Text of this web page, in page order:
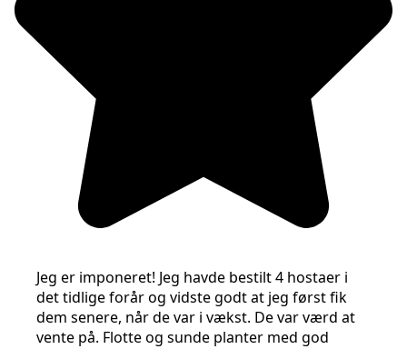
Jeg er imponeret! Jeg havde bestilt 4 hostaer i
det tidlige forår og vidste godt at jeg først fik
dem senere, når de var i vækst. De var værd at
vente på. Flotte og sunde planter med god